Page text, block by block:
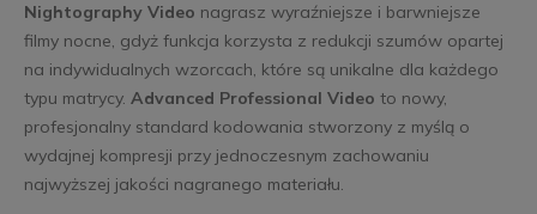
Nightography Video nagrasz wyraźniejsze i barwniejsze
filmy nocne, gdyż funkcja korzysta z redukcji szumów opartej
na indywidualnych wzorcach, które są unikalne dla każdego
typu matrycy. Advanced Professional Video to nowy,
profesjonalny standard kodowania stworzony z myślą o
wydajnej kompresji przy jednoczesnym zachowaniu
najwyższej jakości nagranego materiału.